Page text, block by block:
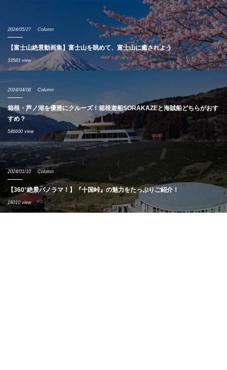
2024/05/27 Column
【富士山絶景動画集】富士山を眺めて、富士山に癒されよう
33583 view
2024/04/08 Column
箱根・芦ノ湖を優雅にクルーズ！箱根遊船SORAKAZEと海賊船どちらがおす
すめ？
546600 view
2024/01/10 Column
【360°絶景パノラマ！】『十国峠』の魅力をたっぷりご紹介！
18010 view